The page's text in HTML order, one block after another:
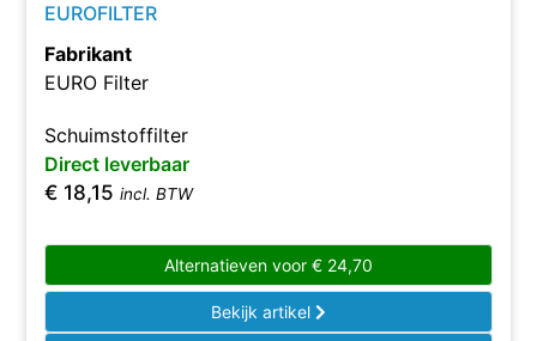
EUROFILTER
Fabrikant
EURO Filter
Schuimstoffilter
Direct leverbaar
€ 18,15 incl. BTW
Alternatieven voor € 24,70
Bekijk artikel